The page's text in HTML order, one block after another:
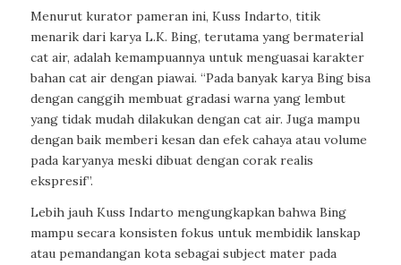
Menurut kurator pameran ini, Kuss Indarto, titik
menarik dari karya L.K. Bing, terutama yang bermaterial
cat air, adalah kemampuannya untuk menguasai karakter
bahan cat air dengan piawai. “Pada banyak karya Bing bisa
dengan canggih membuat gradasi warna yang lembut
yang tidak mudah dilakukan dengan cat air. Juga mampu
dengan baik memberi kesan dan efek cahaya atau volume
pada karyanya meski dibuat dengan corak realis
ekspresif”.
Lebih jauh Kuss Indarto mengungkapkan bahwa Bing
mampu secara konsisten fokus untuk membidik lanskap
atau pemandangan kota sebagai subject mater pada